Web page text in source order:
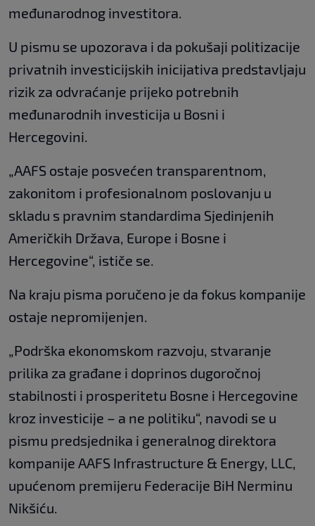
međunarodnog investitora.
U pismu se upozorava i da pokušaji politizacije
privatnih investicijskih inicijativa predstavljaju
rizik za odvraćanje prijeko potrebnih
međunarodnih investicija u Bosni i
Hercegovini.
„AAFS ostaje posvećen transparentnom,
zakonitom i profesionalnom poslovanju u
skladu s pravnim standardima Sjedinjenih
Američkih Država, Europe i Bosne i
Hercegovine“, ističe se.
Na kraju pisma poručeno je da fokus kompanije
ostaje nepromijenjen.
„Podrška ekonomskom razvoju, stvaranje
prilika za građane i doprinos dugoročnoj
stabilnosti i prosperitetu Bosne i Hercegovine
kroz investicije – a ne politiku“, navodi se u
pismu predsjednika i generalnog direktora
kompanije AAFS Infrastructure & Energy, LLC,
upućenom premijeru Federacije BiH Nerminu
Nikšiću.